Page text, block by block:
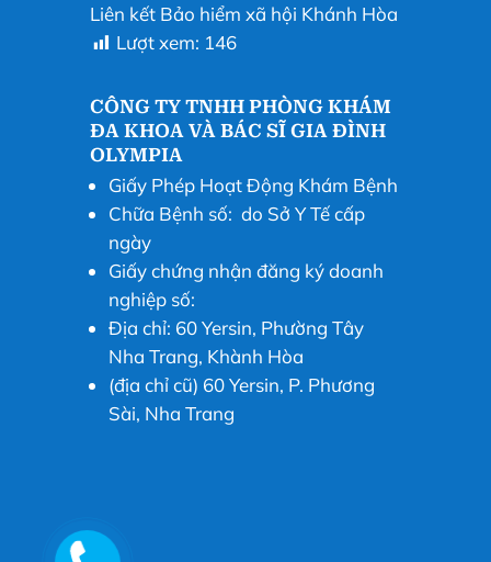
Liên kết Bảo hiểm xã hội Khánh Hòa
Lượt xem: 146
CÔNG TY TNHH PHÒNG KHÁM
ĐA KHOA VÀ BÁC SĨ GIA ĐÌNH
OLYMPIA
Giấy Phép Hoạt Động Khám Bệnh
Chữa Bệnh số: do Sở Y Tế cấp
ngày
Giấy chứng nhận đăng ký doanh
nghiệp số:
Địa chỉ: 60 Yersin, Phường Tây
Nha Trang, Khành Hòa
(địa chỉ cũ) 60 Yersin, P. Phương
Sài, Nha Trang